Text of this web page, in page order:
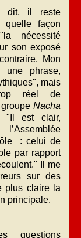
dit, il reste
quelle façon
nécessité
son exposé
Mon
une phrase,
mais
réel de
groupeNacha
"Il est clair,
: celui de
par rapport
Il me
sur des
plus claire la
principale.
questions